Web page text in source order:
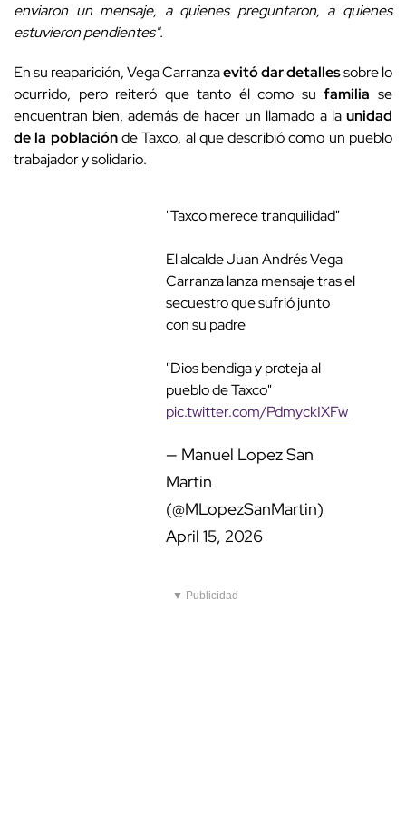
enviaron un mensaje, a quienes preguntaron, a quienes
estuvieron pendientes".
En su reaparición, Vega Carranzaevitó dar detallessobre lo
ocurrido, pero reiteró que tanto él como sufamilia se
encuentran bien, además de hacer un llamado a la unidad
de la poblaciónde Taxco, al que describió como un pueblo
trabajador y solidario.
"Taxco merece tranquilidad"
El alcalde Juan Andrés Vega Carranza lanza
mensaje tras el secuestro que sufrió junto con su
pic.twitter.com/PdmyckIXFw
— Manuel Lopez San Martin